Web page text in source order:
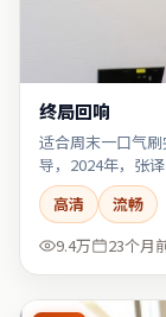
终局回响
适合周末一口气
导，2024年，张
高清
流畅
9.4万
23个月